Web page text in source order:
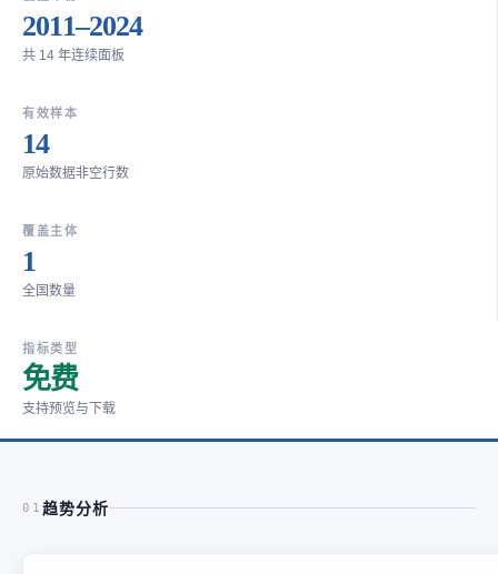
2011–2024
共 14 年连续面板
有效样本
14
原始数据非空行数
覆盖主体
1
全国数量
指标类型
免费
支持预览与下载
01 趋势分析